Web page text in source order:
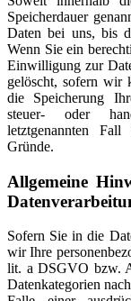
Speicherdauer
Daten bei uns, bis
Wenn Sie ein
Einwilligung zur
gelöscht, sofern wir
die Speicherung
steuer- oder
letztgenannten
Gründe.
Allgemeine
Sofern Sie in die
wir Ihre
lit. a DSGVO bzw.
Datenkategorien